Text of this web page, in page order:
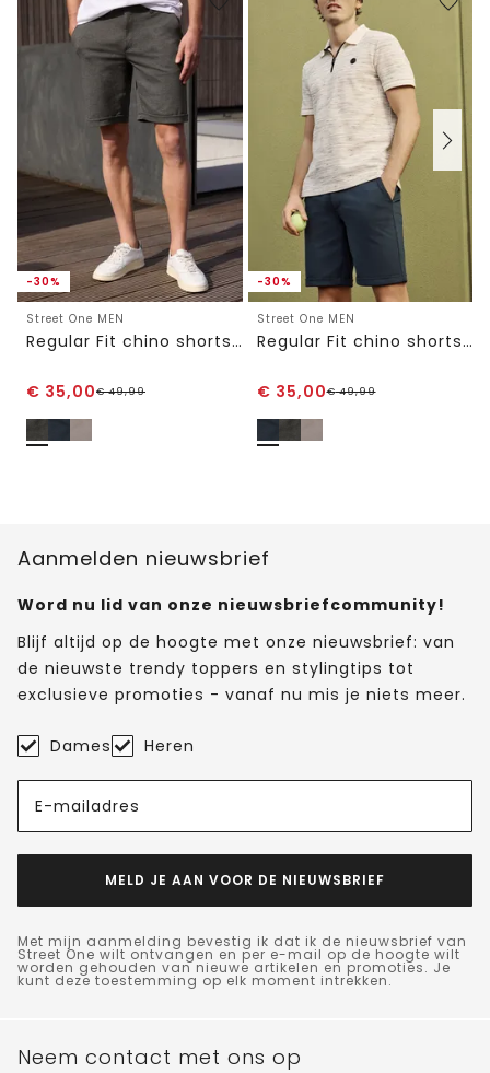
-30%
Street One MEN
Regular Fit chino shorts van jersey
€ 35,00€49,99
-30%
Street One MEN
Regular Fit chino shorts van jersey
€ 35,00€49,99
Aanmelden nieuwsbrief
Word nu lid van onze nieuwsbriefcommunity!
Blijf altijd op de hoogte met onze nieuwsbrief: van
de nieuwste trendy toppers en stylingtips tot
exclusieve promoties - vanaf nu mis je niets meer.
Dames Heren
E-mailadres
MELD JE AAN VOOR DE NIEUWSBRIEF
Met mijn aanmelding bevestig ik dat ik de nieuwsbrief van
Street One wilt ontvangen en per e-mail op de hoogte wilt
worden gehouden van nieuwe artikelen en promoties. Je
kunt deze toestemming op elk moment intrekken.
Neem contact met ons op